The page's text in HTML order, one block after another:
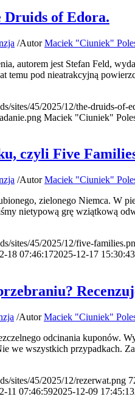
Druids of Edora.
/AutorMaciek "Ciuniek"
autorem jest Stefan Feld,
temu pod nieatrakcyjną
sites/45/2025/12/the-druids-of-
Maciek "Ciuniek"
czyli Five
/AutorMaciek "Ciuniek"
zielonego Niemca. W
nietypową grę wziątkową
sites/45/2025/12/five-
18 07:46:172025-12-17 15:30:43
/AutorMaciek "Ciuniek"
odcinania kuponów.
we wszystkich przypadkach.
sites/45/2025/12/rezerwat.png
11 07:46:592025-12-09 17:45:13